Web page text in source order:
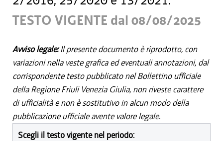
TESTO VIGENTE dal 08/08/2025
Avviso legale:Il presente documento è riprodotto, con
variazioni nella veste grafica ed eventuali annotazioni, dal
corrispondente testo pubblicato nel Bollettino ufficiale
della Regione Friuli Venezia Giulia, non riveste carattere
di ufficialità e non è sostitutivo in alcun modo della
pubblicazione ufficiale avente valore legale.
Scegli il testo vigente nel periodo: